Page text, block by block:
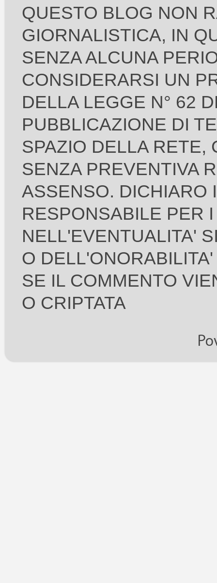
QUESTO BLOG NON
GIORNALISTICA, IN
SENZA ALCUNA
CONSIDERARSI UN
DELLA LEGGE N° 62
PUBBLICAZIONE DI
SPAZIO DELLA RETE,
SENZA PREVENTIVA
ASSENSO. DICHIARO
RESPONSABILE PER
NELL'EVENTUALITA'
O
SE IL COMMENTO
O CRIPTATA